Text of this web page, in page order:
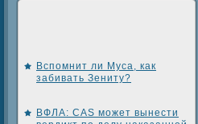
Вспомнит ли Муса, как
забивать Зениту?
ВФЛА: CAS может вынести